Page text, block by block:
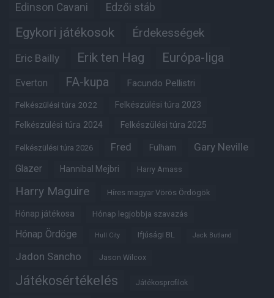
Edinson Cavani Edzői stáb
Egykori játékosok Érdekességek
Eric Bailly Erik ten Hag Európa-liga
Everton FA-kupa Facundo Pellistri
Felkészülési túra 2022 Felkészülési túra 2023
Felkészülési túra 2024 Felkészülési túra 2025
Felkészülési túra 2026 Fred Fulham Gary Neville
Glazer Hannibal Mejbri Harry Amass
Harry Maguire Híres magyar Vörös Ördögök
Hónap játékosa Hónap legjobbja szavazás
Hónap Ördöge Hull City Ifjúsági BL Jack Butland
Jadon Sancho Jason Wilcox
Játékosértékelés Játékosprofilok